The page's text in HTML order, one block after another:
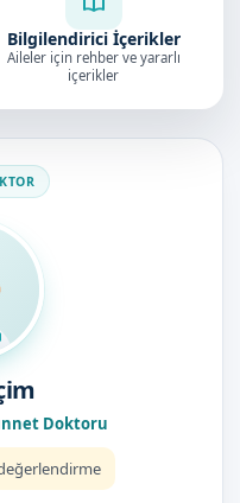
Bilgilendirici İçerikler
Aileler için rehber ve yararlı
içerikler
Doktoru